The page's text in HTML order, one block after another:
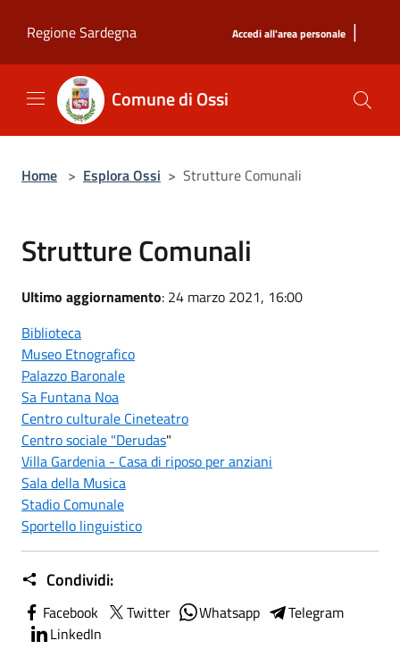
Regione Sardegna
Accedi all'area personale |
Comune di Ossi
Home > Esplora Ossi > Strutture Comunali
Strutture Comunali
Ultimo aggiornamento: 24 marzo 2021, 16:00
Biblioteca
Museo Etnografico
Palazzo Baronale
Sa Funtana Noa
Centro culturale Cineteatro
Centro sociale "Derudas"
Villa Gardenia - Casa di riposo per anziani
Sala della Musica
Stadio Comunale
Sportello linguistico
Condividi:
Facebook Twitter Whatsapp
Telegram
LinkedIn